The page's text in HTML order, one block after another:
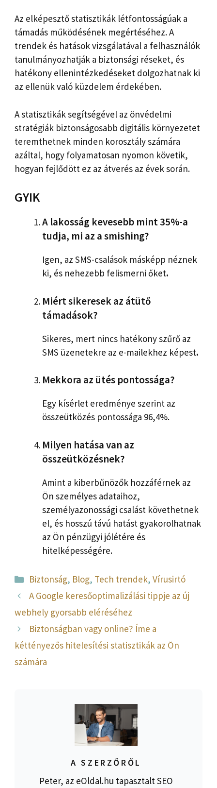
Az elképesztő statisztikák létfontosságúak a
támadás működésének megértéséhez. A
trendek és hatások vizsgálatával a felhasználók
tanulmányozhatják a biztonsági réseket, és
hatékony ellenintézkedéseket dolgozhatnak ki
az ellenük való küzdelem érdekében.
A statisztikák segítségével az önvédelmi
stratégiák biztonságosabb digitális környezetet
teremthetnek minden korosztály számára
azáltal, hogy folyamatosan nyomon követik,
hogyan fejlődött ez az átverés az évek során.
GYIK
A lakosság kevesebb mint 35%-a
tudja, mi az a smishing?
Igen, az SMS-csalások másképp néznek
ki, és nehezebb felismerni őket.
Miért sikeresek az átütő
támadások?
Sikeres, mert nincs hatékony szűrő az
SMS üzenetekre az e-mailekhez képest.
Mekkora az ütés pontossága?
Egy kísérlet eredménye szerint az
összeütközés pontossága 96,4%.
Milyen hatása van az
összeütközésnek?
Amint a kiberbűnözők hozzáférnek az
Ön személyes adataihoz,
személyazonossági csalást követhetnek
el, és hosszú távú hatást gyakorolhatnak
az Ön pénzügyi jólétére és
hitelképességére.
Kategória
Biztonság, Blog, Tech trendek,Vírusirtó
A Google keresőoptimalizálási tippje az új
webhely gyorsabb eléréséhez
Biztonságban vagy online? Íme a
kéttényezős hitelesítési statisztikák az Ön
számára
A SZERZŐRŐL
Peter, az eOldal.hu tapasztalt SEO